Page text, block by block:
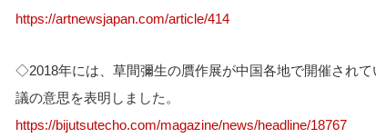
https://artnewsjapan.com/article/414
◇2018年には、草間彌生の贋作展が中国各地で開催され
議の意思を表明しました。
https://bijutsutecho.com/magazine/news/headline/18767